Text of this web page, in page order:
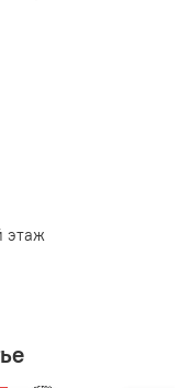
этаж